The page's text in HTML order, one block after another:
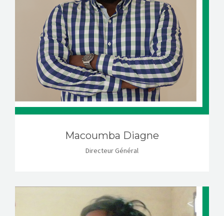
Macoumba Diagne
Directeur Général